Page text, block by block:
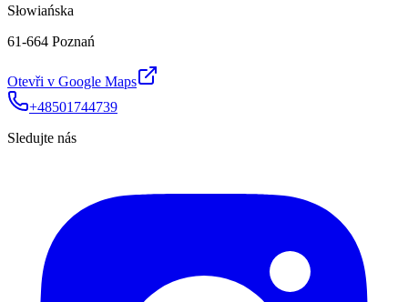
Słowiańska
61-664 Poznań
Otevři v Google Maps
+48501744739
Sledujte nás